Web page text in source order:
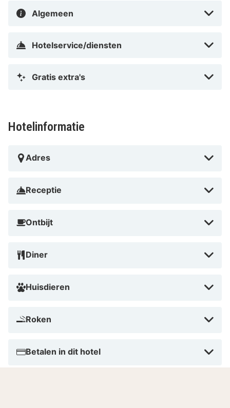
Algemeen
Hotelservice/diensten
Gratis extra's
Hotelinformatie
Adres
Receptie
Ontbijt
Diner
Huisdieren
Roken
Betalen in dit hotel